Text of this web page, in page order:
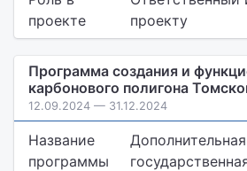
проекте
проекту
Программа создания и
карбонового полигона
12.09.2024 — 31.12.2024
Название
программы
Дополнительная